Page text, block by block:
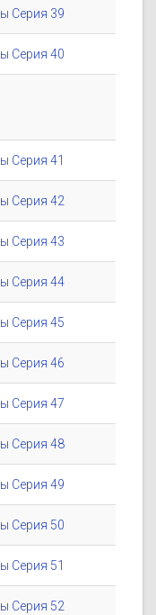
Серия 39
Серия 40
Серия 41
Серия 42
Серия 43
Серия 44
Серия 45
Серия 46
Серия 47
Серия 48
Серия 49
Серия 50
Серия 51
Серия 52